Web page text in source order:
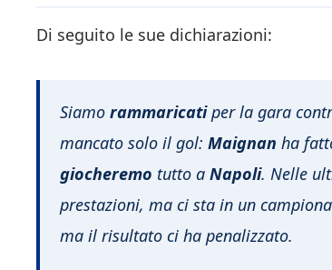
Di seguito le sue dichiarazioni:
Siamo rammaricatiper la gara
mancato solo il gol: Maignan ha
giocheremo tutto a Napoli. Nelle
prestazioni, ma ci sta in un
ma il risultato ci ha penalizzato.